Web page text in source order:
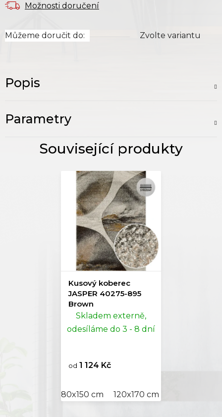
Můžeme doručit do: Zvolte variantu
Možnosti doručení
Popis
Parametry
Kusový koberec
JASPER 40275-895
Brown
Skladem externě,
odesíláme do 3 - 8 dní
od 1 124 Kč
80x150 cm 120x170 cm